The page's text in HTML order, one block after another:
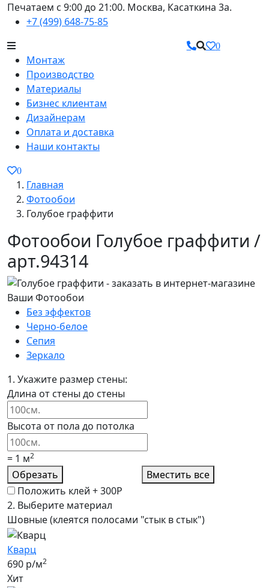
Печатаем с 9:00 до 21:00. Москва, Касаткина 3а.
+7 (499) 648-75-85
0
Монтаж
Производство
Материалы
Бизнес клиентам
Дизайнерам
Оплата и доставка
Наши контакты
0
Главная
Фотообои
Голубое граффити
Фотообои Голубое граффити /
арт.94314
Без эффектов
Черно-белое
Сепия
Зеркало
1. Укажите размер стены:
Длина от стены до стены
Высота от пола до потолка
= 1 м2
Обрезать
Вместить все
Положить клей +300Р
2. Выберите материал
Шовные (клеятся полосами "стык в стык")
Кварц
690 р/м2
Хит